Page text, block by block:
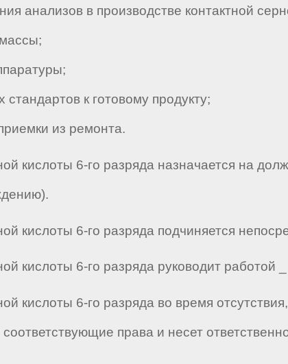
анализов в производстве контактной
к готовому продукту;
из ремонта.
кислоты 6-го разряда назначается на
кислоты 6-го разряда подчиняется
кислоты 6-го разряда руководит работой
кислоты 6-го разряда во время
права и несет